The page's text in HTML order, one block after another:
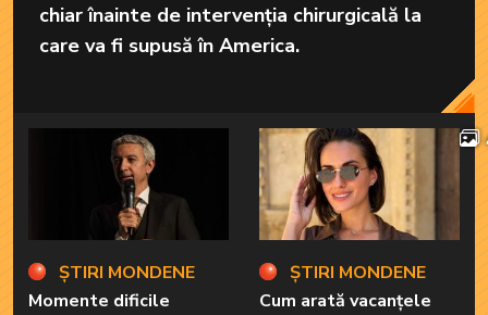
chiar înainte de intervenția chirurgicală la
care va fi supusă în America.
ȘTIRI MONDENE
Momente dificile
ȘTIRI MONDENE
Cum arată vacanțele